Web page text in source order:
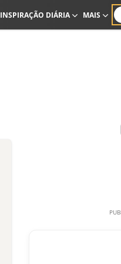
INSPIRAÇÃO DIÁRIA MAIS